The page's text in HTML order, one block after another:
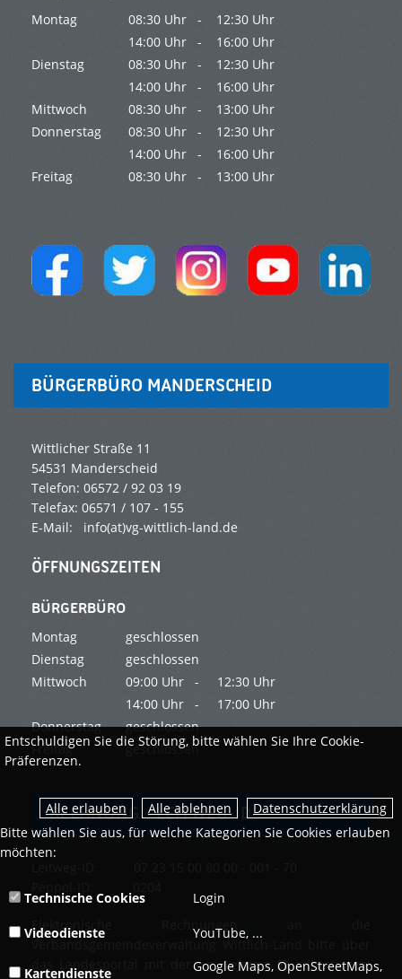
Montag 08:30 Uhr -
12:30 Uhr
14:00 Uhr -
16:00 Uhr
Dienstag
08:30 Uhr -
12:30 Uhr
14:00 Uhr -
16:00 Uhr
Mittwoch
08:30 Uhr -
13:00 Uhr
Donnerstag
08:30 Uhr -
12:30 Uhr
14:00 Uhr -
16:00 Uhr
Freitag
08:30 Uhr - 13:00 Uhr
BÜRGERBÜRO MANDERSCHEID
Wittlicher Straße 11
54531 Manderscheid
Telefon: 06572 / 92 03 19
Telefax: 06571 / 107 - 155
E-Mail: info(at)vg-wittlich-land.de
ÖFFNUNGSZEITEN
BÜRGERBÜRO
Montag
geschlossen
Dienstag
geschlossen
Mittwoch
09:00 Uhr - 12:30 Uhr
14:00 Uhr -
17:00 Uhr
Donnerstag
geschlossen
Freitag
geschlossen
RECHNUNG - LEITWEG-ID
Elektronische Rechnungen an die
Verbandsgemeindeverwaltung Wittlich-Land bitte über
das Landesportal mit der o.g. Leitweg ID adressieren!
Entschuldigen Sie die Störung, bitte wählen Sie Ihre Cookie-
Präferenzen.
Datenschutzerklärung
Bitte wählen Sie aus, für welche Kategorien Sie Cookies erlauben
möchten:
Technische Cookies Login
Videodienste YouTube, ...
Kartendienste
Google Maps, OpenStreetMaps,